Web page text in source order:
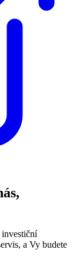
investiční
a Vy budete